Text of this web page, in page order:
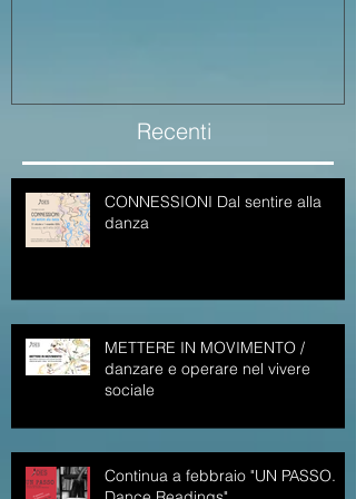
Recenti
CONNESSIONI Dal sentire alla
danza
METTERE IN MOVIMENTO /
danzare e operare nel vivere
sociale
Continua a febbraio "UN PASSO.